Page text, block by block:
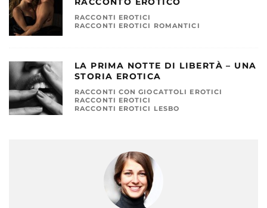
RACCONTI EROTICI
RACCONTI EROTICI ROMANTICI
LA PRIMA NOTTE DI LIBERTÀ – UNA
STORIA EROTICA
RACCONTI CON GIOCATTOLI EROTICI
RACCONTI EROTICI
RACCONTI EROTICI LESBO